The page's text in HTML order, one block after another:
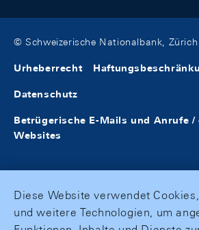
© Schweizerische Nationalbank,
Urheberrecht
Datenschutz
Betrügerische E-Mails und Anrufe /
Websites
Diese Website verwendet
und weitere Technologien, um